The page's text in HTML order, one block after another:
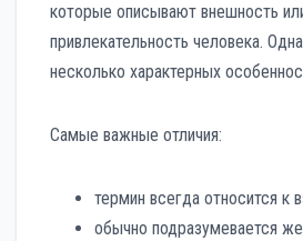
которые описывают внешность
привлекательность человека.
несколько характерных
Самые важные отличия:
термин всегда относится к
обычно подразумевается